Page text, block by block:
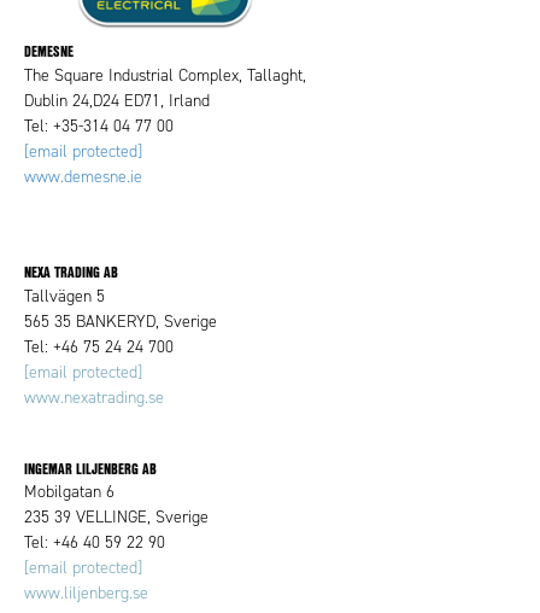
DEMESNE
The Square Industrial Complex, Tallaght,
Dublin 24,D24 ED71, Irland
Tel: +35-314 04 77 00
[email protected]
www.demesne.ie
NEXA TRADING AB
Tallvägen 5
565 35 BANKERYD, Sverige
Tel: +46 75 24 24 700
[email protected]
www.nexatrading.se
INGEMAR LILJENBERG AB
Mobilgatan 6
235 39 VELLINGE, Sverige
Tel: +46 40 59 22 90
[email protected]
www.liljenberg.se